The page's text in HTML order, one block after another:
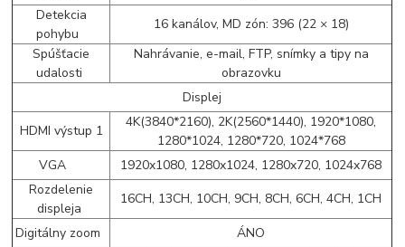
Detekcia
pohybu
16 kanálov, MD zón: 396 (22 × 18)
Spúšťacie
udalosti
Nahrávanie, e-mail, FTP, snímky a tipy na
obrazovku
Displej
HDMI výstup 1
4K(3840*2160), 2K(2560*1440), 1920*1080,
1280*1024, 1280*720, 1024*768
VGA
1920x1080, 1280x1024, 1280x720, 1024x768
Rozdelenie
displeja
16CH, 13CH, 10CH, 9CH, 8CH, 6CH, 4CH, 1CH
Digitálny zoom
ÁNO